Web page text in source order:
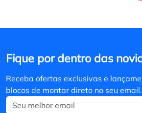
Fique por dentro das
Receba ofertas exclusivas e
blocos de montar direto no seu email.